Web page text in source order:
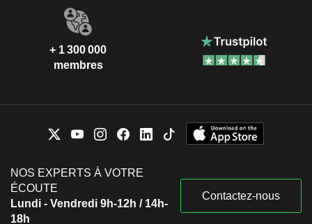
+ 1 300 000
membres
NOS EXPERTS À VOTRE
ÉCOUTE
Lundi - Vendredi 9h-12h / 14h-
18h
Contactez-nous